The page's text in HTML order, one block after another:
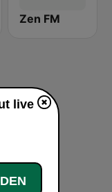
Zen FM
live